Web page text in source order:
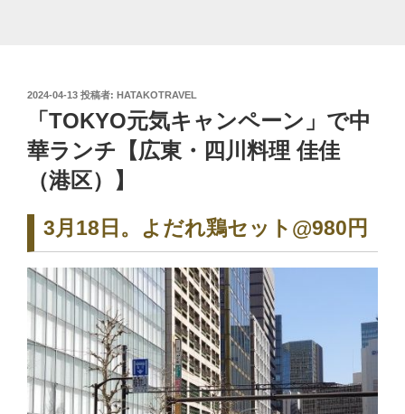
投
2024-04-13 投稿者: HATAKOTRAVEL
「TOKYO元気キャンペーン」で中
華ランチ【広東・四川料理 佳佳
（港区）】
3月18日。よだれ鶏セット@980円